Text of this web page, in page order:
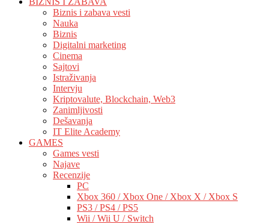
Biznis i zabava vesti
Nauka
Biznis
Digitalni marketing
Cinema
Sajtovi
Istraživanja
Intervju
Kriptovalute, Blockchain, Web3
Zanimljivosti
Dešavanja
IT Elite Academy
GAMES
Games vesti
Najave
Recenzije
PC
Xbox 360 / Xbox One / Xbox X / Xbox S
PS3 / PS4 / PS5
Wii / Wii U / Switch